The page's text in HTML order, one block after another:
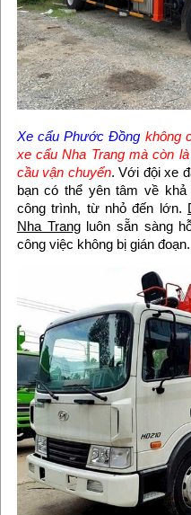
Xe cẩu Phước Đồng không
xe cẩu Nha Trang mà còn
cầu vận chuyển. Với đội xe
bạn có thể yên tâm về
công trình, từ nhỏ đến lớn.
Nha Trangluôn sẵn sàng
công việc không bị gián đoạn.